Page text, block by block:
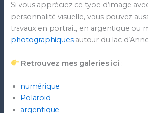
Si vous appréciez ce type d’image
personnalité visuelle, vous pouvez
travaux en portrait, en argentique ou
photographiques autour du lac
Retrouvez mes galeries ici :
numérique
Polaroid
argentique